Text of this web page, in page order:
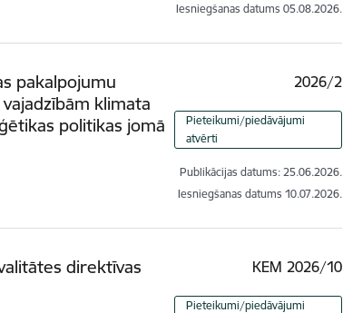
Iesniegšanas datums 05.08.2026.
pakalpojumu
klimata
politikas jomā
2026/2
Pieteikumi/piedāvājumi
atvērti
Publikācijas datums: 25.06.2026.
Iesniegšanas datums 10.07.2026.
direktīvas
KEM 2026/10
Pieteikumi/piedāvājumi